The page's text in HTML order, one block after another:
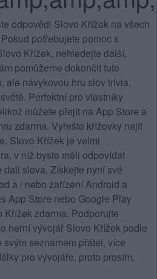
odpovědi Slovo Křížek na všech
potřebujete pomoc s
Křížek, nehledejte další,
pomůžeme dokončit tuto
ale návykovou hru slov trivia,
Perfektní pro vlastníky
můžete přejít na App Store a
zdarma. Vyřešte křížovky najít
Slovo Křížek je velmi
v níž byste měli odpovídat
slova. Získejte nyní své
a / nebo zařízení Android a
App Store nebo Google Play
zdarma. Podporujte
herní vývojář Slovo Křížek podle
seznamem přátel, více
pro vývojáře, proto prosím,